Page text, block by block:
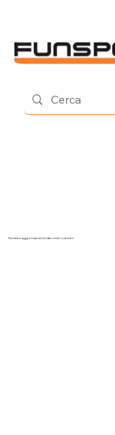
Novità e aggiornamenti dai nostri cantieri